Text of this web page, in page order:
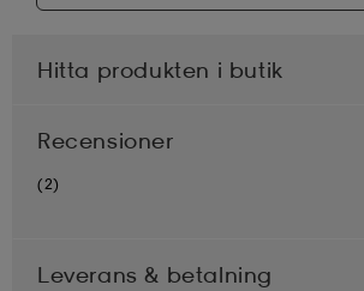
Hitta produkten i butik
Recensioner
(2)
Leverans & betalning